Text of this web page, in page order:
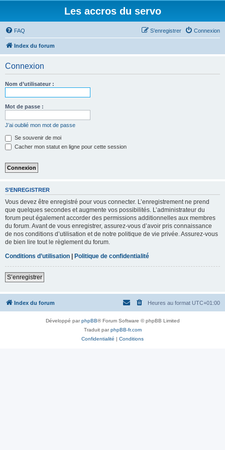
Les accros du servo
FAQ Connexion
S’enregistrer
Index du forum
Connexion
Nom d’utilisateur :
Mot de passe :
J’ai oublié mon mot de passe
Se souvenir de moi
Cacher mon statut en ligne pour cette session
S’ENREGISTRER
Vous devez être enregistré pour vous connecter. L’enregistrement ne prend
que quelques secondes et augmente vos possibilités. L’administrateur du
forum peut également accorder des permissions additionnelles aux membres
du forum. Avant de vous enregistrer, assurez-vous d’avoir pris connaissance
de nos conditions d’utilisation et de notre politique de vie privée. Assurez-vous
de bien lire tout le règlement du forum.
Conditions d’utilisation | Politique de confidentialité
S’enregistrer
Index du forum Heures au format UTC+01:00
Développé parphpBB® Forum Software © phpBB Limited
Traduit parphpBB-fr.com
Confidentialité | Conditions